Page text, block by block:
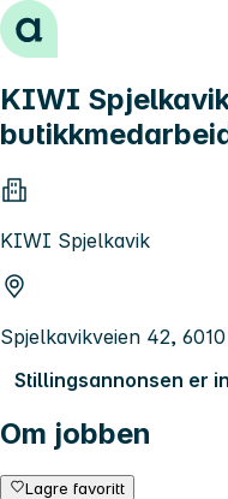
Hopp til innhold
KIWI
KIWI Spjelkavik
Spjelkavikveien 42,
Stillingsannonsen er
Om jobben
Lagre favoritt